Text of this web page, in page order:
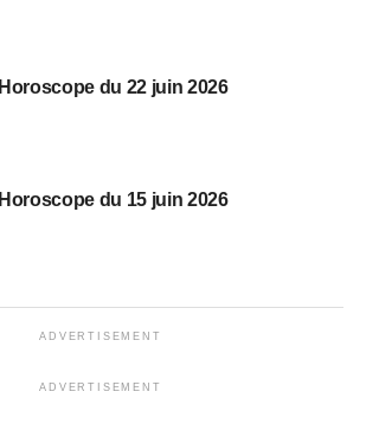
Horoscope du 22 juin 2026
Horoscope du 15 juin 2026
ADVERTISEMENT
ADVERTISEMENT